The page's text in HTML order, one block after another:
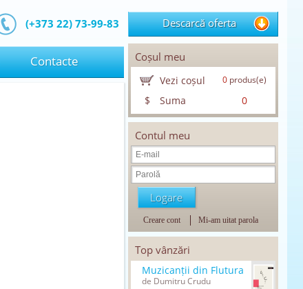
(+373 22) 73-99-83
Contacte
Descarcă oferta
Coșul meu
Vezi coșul 0produs(e)
$ Suma 0
Contul meu
Creare cont Mi-am uitat parola
Top vânzări
Muzicanții din Flutura
de Dumitru Crudu